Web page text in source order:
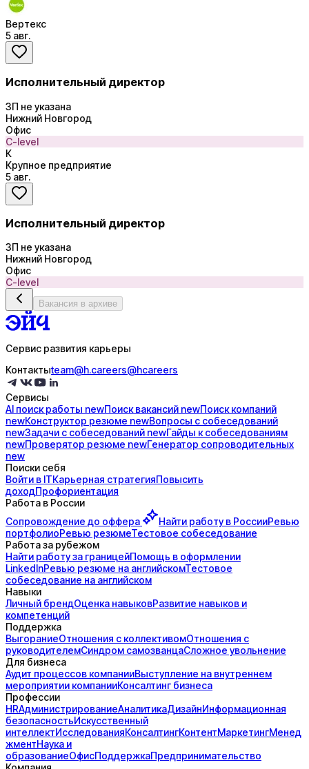
Вертекс
5 авг.
Исполнительный директор
ЗП не указана
Нижний Новгород
Офис
C-level
К
Крупное предприятие
5 авг.
Исполнительный директор
ЗП не указана
Нижний Новгород
Офис
C-level
Вакансия в архиве
Сервис развития карьеры
Контактыteam@h.careers@hcareers
Сервисы
AI поискработы newПоисквакансий newПоисккомпаний
newКонструктор резюме newВопросы с собеседований
newЗадачи с собеседований newГайды ксобеседованиям
newПроверятор резюме newГенератор сопроводительных
new
Поиски себя
Войти в ITКарьерная стратегияПовысить
доходПрофориентация
Работа в России
Сопровождение до оффера Найти работу в РоссииРевью
портфолиоРевью резюмеТестовое собеседование
Работа за рубежом
Найти работу за границейПомощь в оформлении
LinkedInРевью резюме на английскомТестовое
собеседование на английском
Навыки
Личный брендОценка навыковРазвитие навыков и
компетенций
Поддержка
ВыгораниеОтношения с коллективомОтношения с
руководителемСиндром самозванцаСложное увольнение
Для бизнеса
Аудит процессов компанииВыступление на внутреннем
мероприятии компанииКонсалтинг бизнеса
Профессии
HRАдминистрированиеАналитикаДизайнИнформационная
безопасностьИскусственный
интеллектИсследованияКонсалтингКонтентМаркетингМенед
жментНаука и
образованиеОфисПоддержкаПредпринимательство